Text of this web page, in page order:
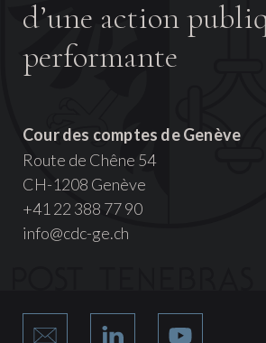
d’une action
performante
Cour des comptes de Genève
Route de Chêne 54
CH-1208 Genève
+41 22 388 77 90
info@cdc-ge.ch